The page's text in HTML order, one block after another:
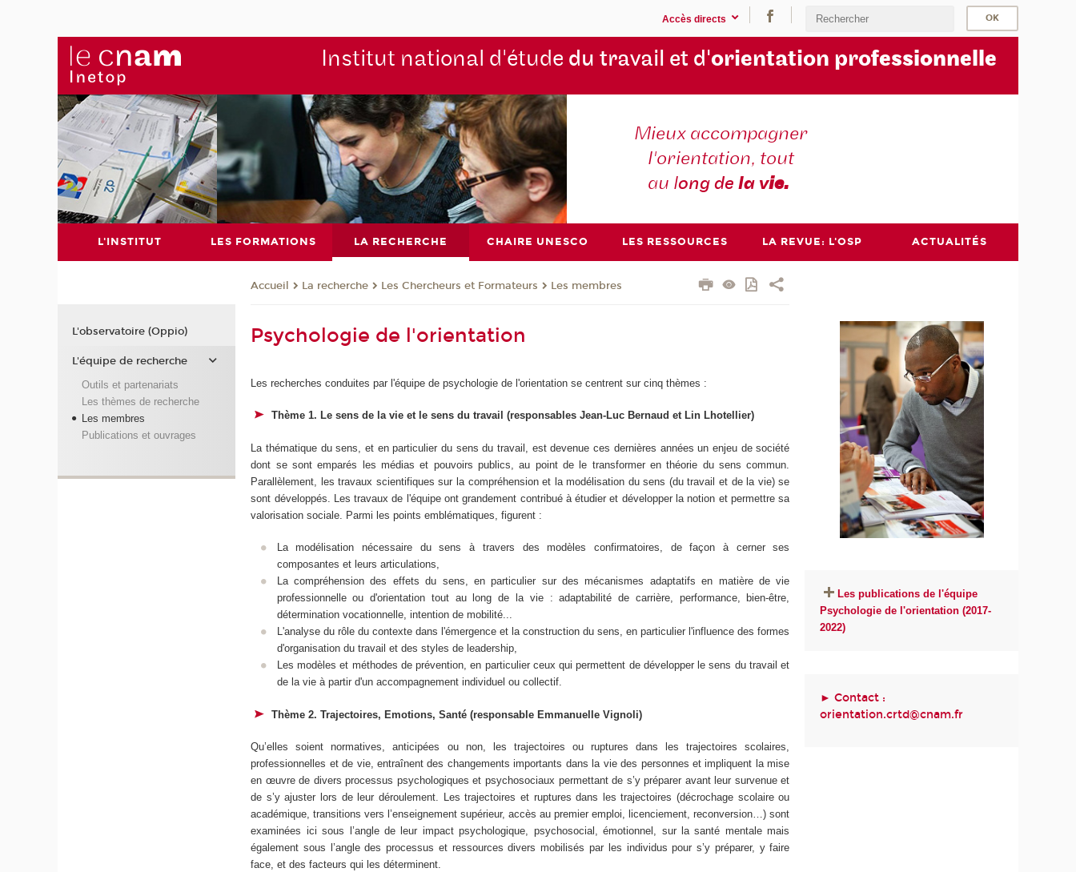
Accès directs
Institut national d'étude du travail et d'orientation professionnelle
Mieux accompagner
l'orientation, tout
au long dela vie.
L'INSTITUT LES FORMATIONS LA RECHERCHE CHAIRE UNESCO LES RESSOURCES LA REVUE: L'OSP ACTUALITÉS
Accueil La recherche Les Chercheurs et Formateurs Les membres
Psychologie de l'orientation
Les recherches conduites par l'équipe de psychologie de l'orientation se centrent sur cinq thèmes :
Thème 1. Le sens de la vie et le sens du travail (responsables Jean-Luc Bernaud et Lin Lhotellier)
La thématique du sens, et en particulier du sens du travail, est devenue ces dernières années un enjeu de société
dont se sont emparés les médias et pouvoirs publics, au point de le transformer en théorie du sens commun.
Parallèlement, les travaux scientifiques sur la compréhension et la modélisation du sens (du travail et de la vie) se
sont développés. Les travaux de l'équipe ont grandement contribué à étudier et développer la notion et permettre sa
valorisation sociale. Parmi les points emblématiques, figurent :
La modélisation nécessaire du sens à travers des modèles confirmatoires, de façon à cerner ses
composantes et leurs articulations,
La compréhension des effets du sens, en particulier sur des mécanismes adaptatifs en matière de vie
professionnelle ou d'orientation tout au long de la vie : adaptabilité de carrière, performance, bien-être,
détermination vocationnelle, intention de mobilité...
L'analyse du rôle du contexte dans l'émergence et la construction du sens, en particulier l'influence des formes
d'organisation du travail et des styles de leadership,
Les modèles et méthodes de prévention, en particulier ceux qui permettent de développer le sens du travail et
de la vie à partir d'un accompagnement individuel ou collectif.
Thème 2. Trajectoires, Emotions, Santé (responsable Emmanuelle Vignoli)
Qu’elles soient normatives, anticipées ou non, les trajectoires ou ruptures dans les trajectoires scolaires,
professionnelles et de vie, entraînent des changements importants dans la vie des personnes et impliquent la mise
en œuvre de divers processus psychologiques et psychosociaux permettant de s’y préparer avant leur survenue et
de s’y ajuster lors de leur déroulement. Les trajectoires et ruptures dans les trajectoires (décrochage scolaire ou
académique, transitions vers l’enseignement supérieur, accès au premier emploi, licenciement, reconversion…) sont
examinées ici sous l’angle de leur impact psychologique, psychosocial, émotionnel, sur la santé mentale mais
également sous l’angle des processus et ressources divers mobilisés par les individus pour s’y préparer, y faire
face, et des facteurs qui les déterminent.
Les publications de l'équipe
Psychologie de l'orientation (2017-
2022)
► Contact :
orientation.crtd@cnam.fr
L'observatoire (Oppio)
L'équipe de recherche
Outils et partenariats
Les thèmes de recherche
Les membres
Publications et ouvrages